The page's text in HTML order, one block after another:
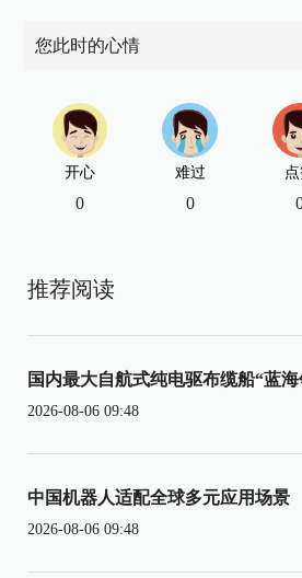
您此时的心情
开心
0
难过
0
推荐阅读
国内最大自航式纯电驱布缆船“蓝
2026-08-06 09:48
中国机器人适配全球多元应用场景
2026-08-06 09:48